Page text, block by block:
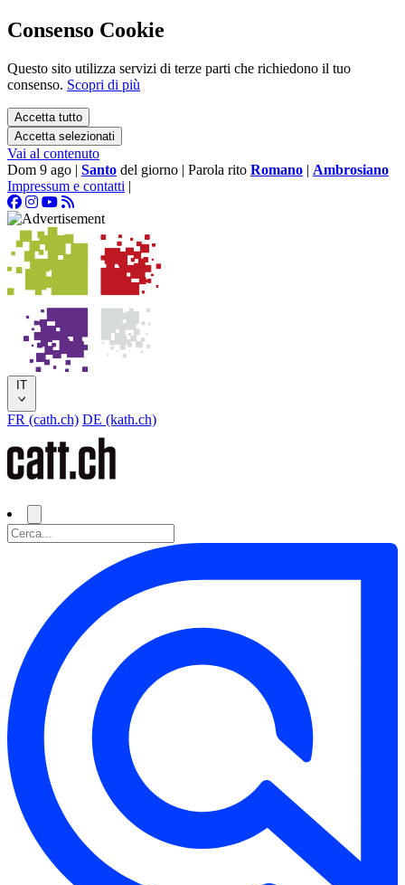
Consenso Cookie
Questo sito utilizza servizi di terze parti che richiedono il tuo
consenso. Scopri di più
Accetta tutto
Accetta selezionati
Vai al contenuto
Dom 9 ago | Santo del giorno | Parola rito Romano | Ambrosiano
Impressum e contatti |
IT
FR (cath.ch) DE (kath.ch)